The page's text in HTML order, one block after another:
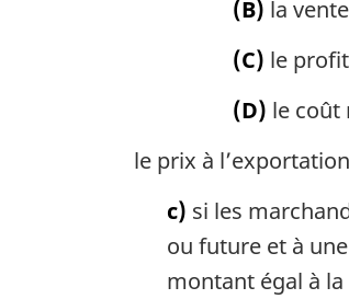
(B) la
(C) le
(D) le coût
le prix à
c) si les
ou future et à
montant égal à